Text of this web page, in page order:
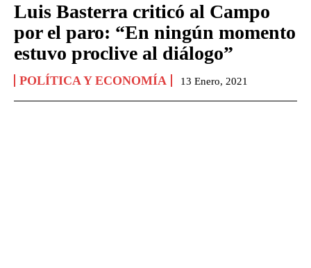
Luis Basterra criticó al Campo
por el paro: “En ningún momento
estuvo proclive al diálogo”
POLÍTICA Y ECONOMÍA 13 Enero, 2021